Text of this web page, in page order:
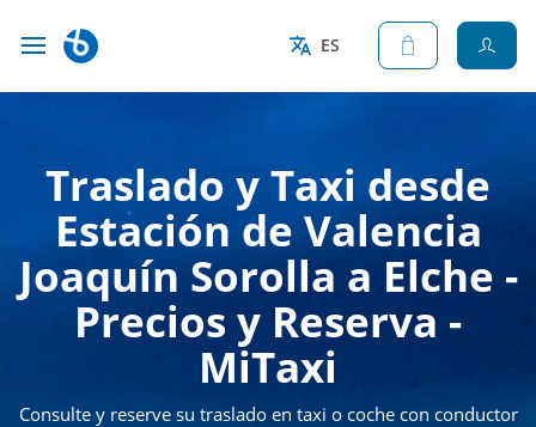
ES
Traslado y Taxi desde
Estación de Valencia
Joaquín Sorolla a Elche -
Precios y Reserva -
MiTaxi
Consulte y reserve su traslado en taxi o coche con conductor